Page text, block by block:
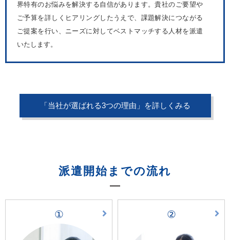
界特有のお悩みを解決する自信があります。貴社のご要望や
ご予算を詳しくヒアリングしたうえで、課題解決につながる
ご提案を行い、ニーズに対してベストマッチする人材を派遣
いたします。
「当社が選ばれる3つの理由」を詳しくみる
派遣開始までの流れ
① ②